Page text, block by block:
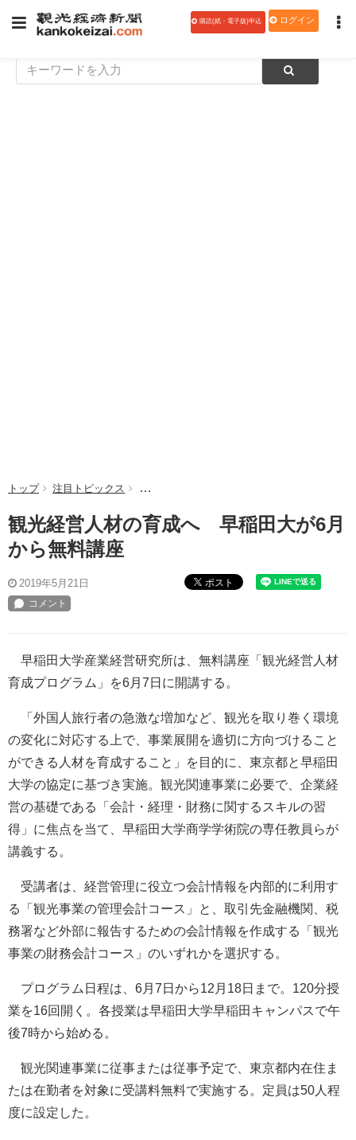
購読(紙・電子版)申込 ログイン
トップ 注目トピックス 観光経営人材の育成へ 早稲田大が6月から無
観光経営人材の育成へ 早稲田大が6月
から無料講座
2019年5月21日 ポスト
早稲田大学産業経営研究所は、無料講座「観光経営人材
育成プログラム」を6月7日に開講する。
「外国人旅行者の急激な増加など、観光を取り巻く環境
の変化に対応する上で、事業展開を適切に方向づけること
ができる人材を育成すること」を目的に、東京都と早稲田
大学の協定に基づき実施。観光関連事業に必要で、企業経
営の基礎である「会計・経理・財務に関するスキルの習
得」に焦点を当て、早稲田大学商学学術院の専任教員らが
講義する。
受講者は、経営管理に役立つ会計情報を内部的に利用す
る「観光事業の管理会計コース」と、取引先金融機関、税
務署など外部に報告するための会計情報を作成する「観光
事業の財務会計コース」のいずれかを選択する。
プログラム日程は、6月7日から12月18日まで。120分授
業を16回開く。各授業は早稲田大学早稲田キャンパスで午
後7時から始める。
観光関連事業に従事または従事予定で、東京都内在住ま
たは在勤者を対象に受講料無料で実施する。定員は50人程
度に設定した。